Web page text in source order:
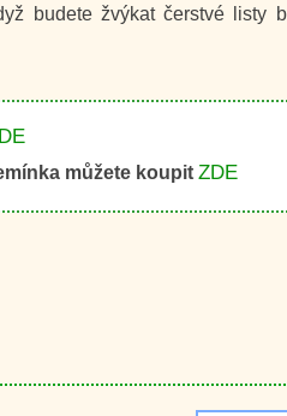
budete žvýkat čerstvé listy
můžete koupit ZDE